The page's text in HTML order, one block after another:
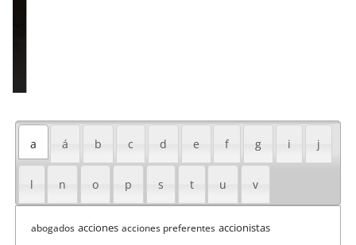
a á b c d e f g i j
l n o p s t u v
abogados acciones acciones preferentes accionistas